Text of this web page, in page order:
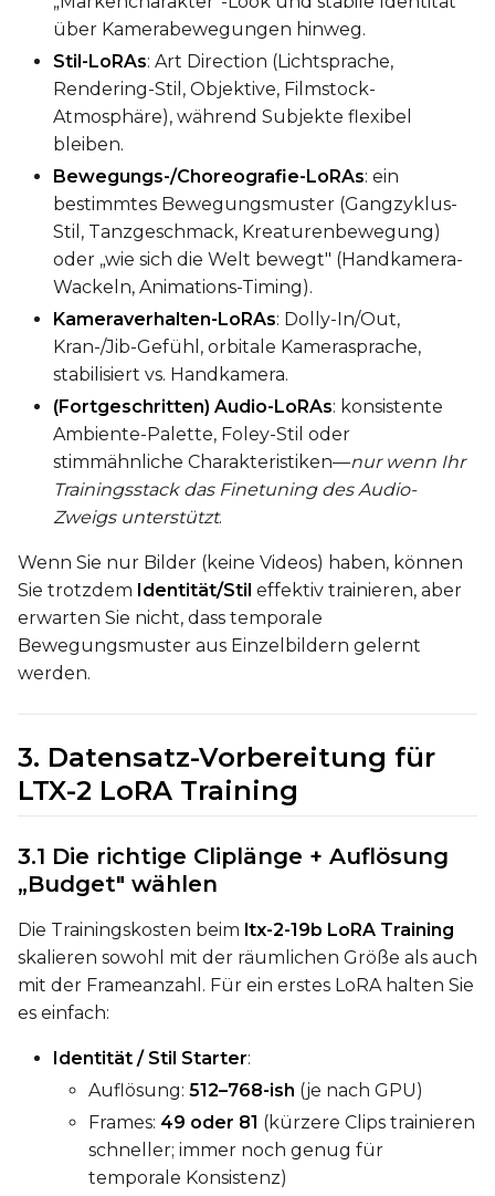
Num Repeats
Default Caption
Caption Dropout Rate
Settings
ToggleCache Latents
Cache Latents
ToggleAuto Frame
Auto Frame Count
Toggle Do I2V
ToggleDo Audio
Do Audio
ToggleAudio
Audio Preserve
Toggle Flip X
Flip X
Toggle
Toggle512
512
Toggle768
768
SAMPLE
Sample Every
über Kamerabewegungen hinweg.
Stil-LoRAs: Art Direction (Lichtsprache,
Rendering-Stil, Objektive, Filmstock-
Atmosphäre), während Subjekte flexibel
bleiben.
Bewegungs-/Choreografie-LoRAs: ein
bestimmtes Bewegungsmuster (Gangzyklus-
Stil, Tanzgeschmack, Kreaturenbewegung)
oder „wie sich die Welt bewegt" (Handkamera-
Wackeln, Animations-Timing).
Kameraverhalten-LoRAs: Dolly-In/Out,
Kran-/Jib-Gefühl, orbitale Kamerasprache,
stabilisiert vs. Handkamera.
(Fortgeschritten) Audio-LoRAs: konsistente
Ambiente-Palette, Foley-Stil oder
stimmähnliche Charakteristiken—nur wenn Ihr
Trainingsstack das Finetuning des Audio-
Zweigs unterstützt.
Wenn Sie nur Bilder (keine Videos) haben, können
Sie trotzdem Identität/Stil effektiv trainieren, aber
erwarten Sie nicht, dass temporale
Bewegungsmuster aus Einzelbildern gelernt
werden.
3. Datensatz-Vorbereitung für
LTX-2 LoRA Training
3.1 Die richtige Cliplänge + Auflösung
„Budget" wählen
Die Trainingskosten beim ltx-2-19b LoRA Training
skalieren sowohl mit der räumlichen Größe als auch
mit der Frameanzahl. Für ein erstes LoRA halten Sie
es einfach:
Identität / Stil Starter:
Auflösung: 512–768-ish (je nach GPU)
Frames: 49 oder 81 (kürzere Clips trainieren
schneller; immer noch genug für
temporale Konsistenz)